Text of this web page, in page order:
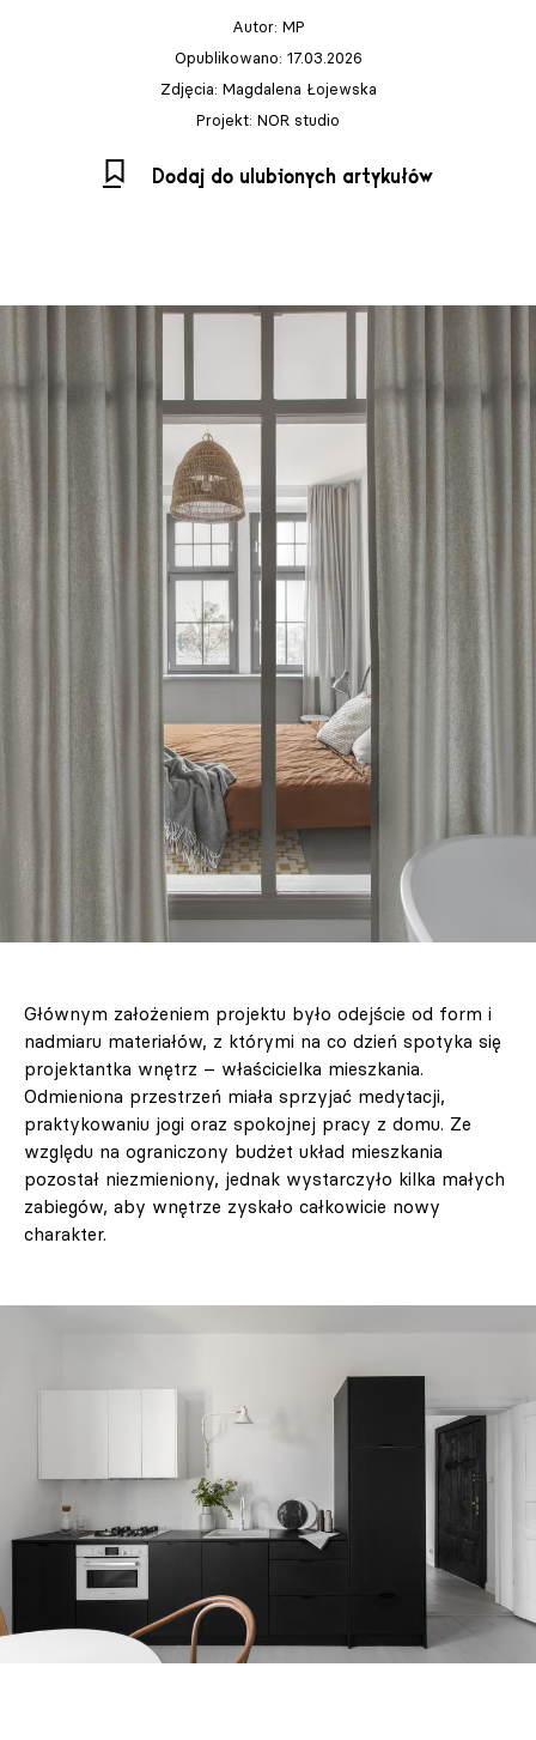
Autor: MP
Opublikowano: 17.03.2026
Zdjęcia: Magdalena Łojewska
Projekt: NOR studio
Dodaj do ulubionych artykułów
Głównym założeniem projektu było odejście od form i
nadmiaru materiałów, z którymi na co dzień spotyka się
projektantka wnętrz – właścicielka mieszkania.
Odmieniona przestrzeń miała sprzyjać medytacji,
praktykowaniu jogi oraz spokojnej pracy z domu. Ze
względu na ograniczony budżet układ mieszkania
pozostał niezmieniony, jednak wystarczyło kilka małych
zabiegów, aby wnętrze zyskało całkowicie nowy
charakter.